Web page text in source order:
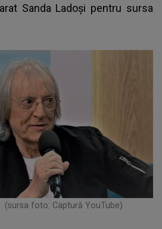
Sanda Ladoși pentru sursa
(sursa foto: Captură YouTube)